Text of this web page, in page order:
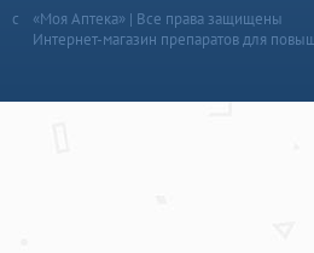
«Моя Аптека» | Все права защищены
Интернет-магазин препаратов для